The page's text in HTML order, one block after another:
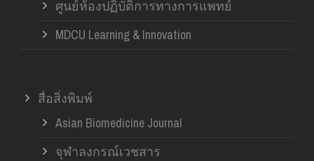
ศูนย์ห้องปฏิบัติการทางการแพทย์
MDCU Learning & Innovation
สื่อสิ่งพิมพ์
Asian Biomedicine Journal
จุฬาลงกรณ์เวชสาร